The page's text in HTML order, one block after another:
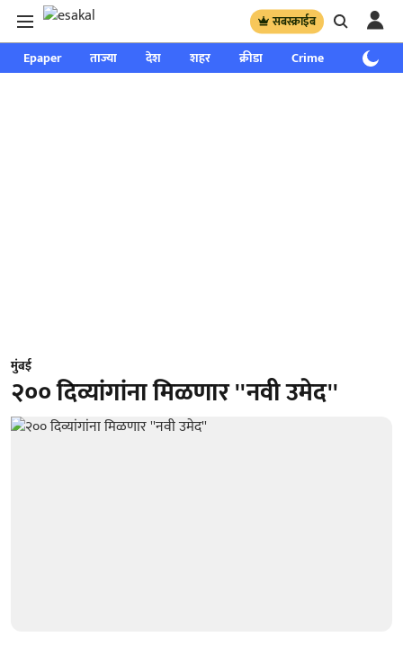
सबस्क्राईब
Epaper ताज्या देश शहर क्रीडा Crime साप्ताहिक
मुंबई
२०० दिव्यांगांना मिळणार ''नवी उमेद''